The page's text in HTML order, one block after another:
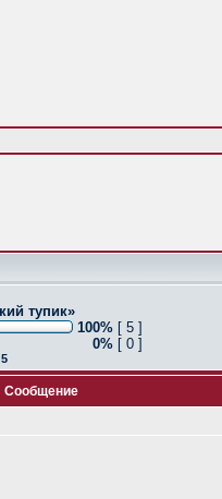
тупик»
100% [ 5 ]
0% [ 0 ]
Сообщение